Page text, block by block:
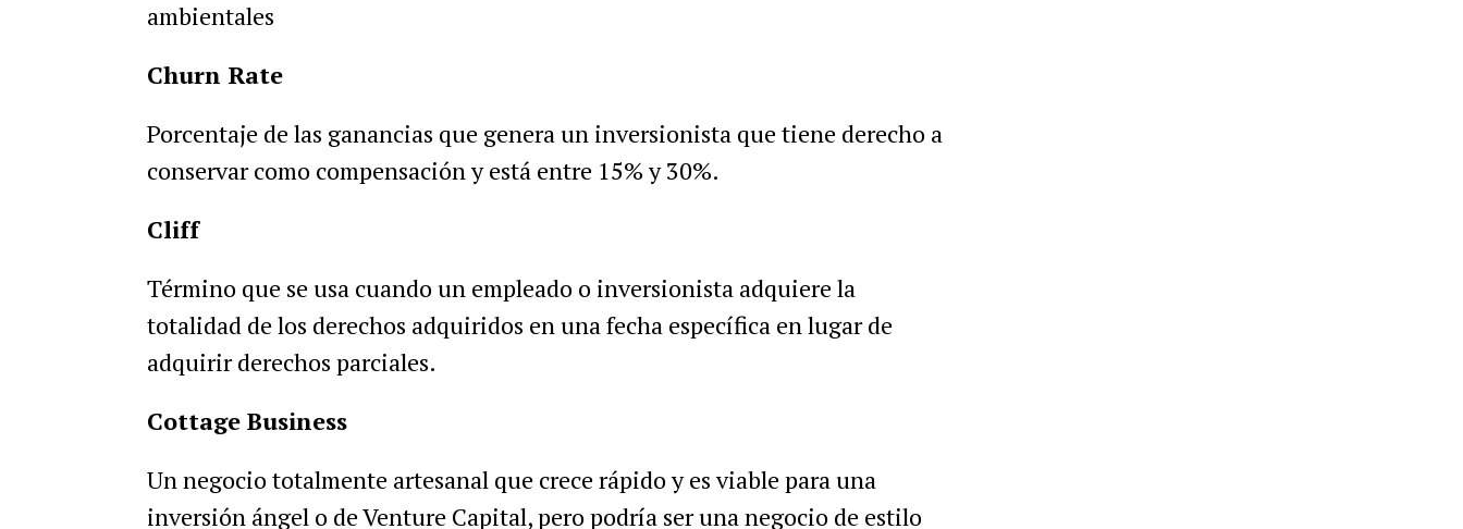
ambientales
Churn Rate
Porcentaje de las ganancias que genera un inversionista que tiene derecho a
conservar como compensación y está entre 15% y 30%.
Cliff
Término que se usa cuando un empleado o inversionista adquiere la
totalidad de los derechos adquiridos en una fecha específica en lugar de
adquirir derechos parciales.
Cottage Business
Un negocio totalmente artesanal que crece rápido y es viable para una
inversión ángel o de Venture Capital, pero podría ser una negocio de estilo